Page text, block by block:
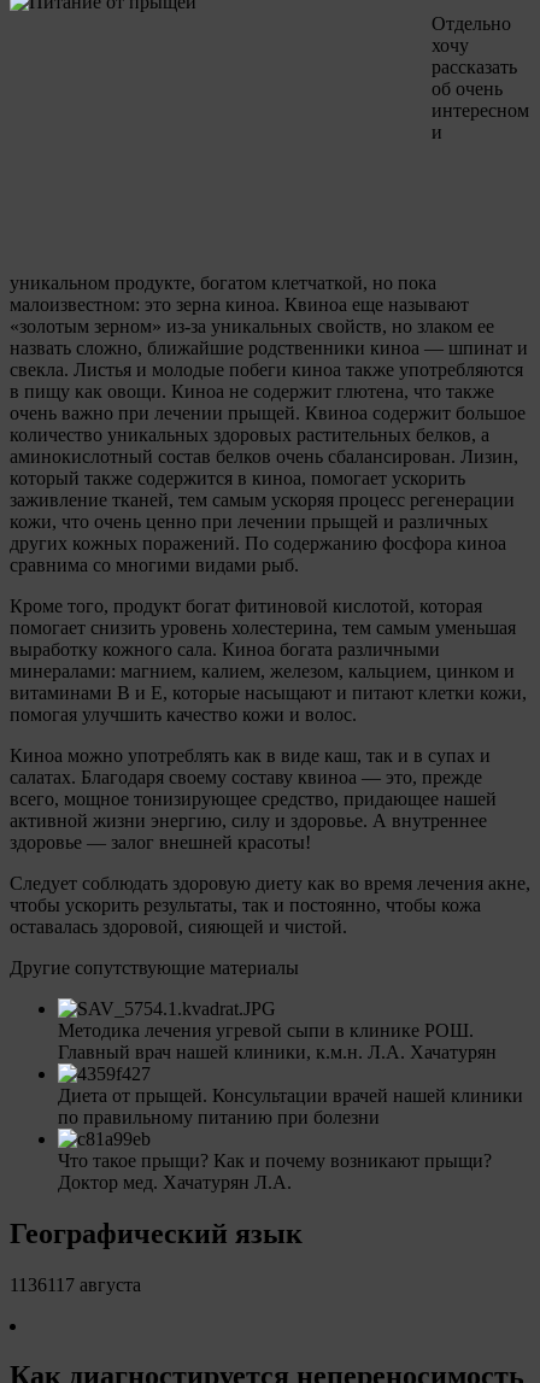
Отдельно
хочу
рассказать
об очень
интересном
и
уникальном продукте, богатом клетчаткой, но пока
малоизвестном: это зерна киноа. Квиноа еще называют
«золотым зерном» из-за уникальных свойств, но злаком ее
назвать сложно, ближайшие родственники киноа — шпинат и
свекла. Листья и молодые побеги киноа также употребляются
в пищу как овощи. Киноа не содержит глютена, что также
очень важно при лечении прыщей. Квиноа содержит большое
количество уникальных здоровых растительных белков, а
аминокислотный состав белков очень сбалансирован. Лизин,
который также содержится в киноа, помогает ускорить
заживление тканей, тем самым ускоряя процесс регенерации
кожи, что очень ценно при лечении прыщей и различных
других кожных поражений. По содержанию фосфора киноа
сравнима со многими видами рыб.
Кроме того, продукт богат фитиновой кислотой, которая
помогает снизить уровень холестерина, тем самым уменьшая
выработку кожного сала. Киноа богата различными
минералами: магнием, калием, железом, кальцием, цинком и
витаминами B и E, которые насыщают и питают клетки кожи,
помогая улучшить качество кожи и волос.
Киноа можно употреблять как в виде каш, так и в супах и
салатах. Благодаря своему составу квиноа — это, прежде
всего, мощное тонизирующее средство, придающее нашей
активной жизни энергию, силу и здоровье. А внутреннее
здоровье — залог внешней красоты!
Следует соблюдать здоровую диету как во время лечения акне,
чтобы ускорить результаты, так и постоянно, чтобы кожа
оставалась здоровой, сияющей и чистой.
Другие сопутствующие материалы
Методика лечения угревой сыпи в клинике РОШ.
Главный врач нашей клиники, к.м.н. Л.А. Хачатурян
Диета от прыщей. Консультации врачей нашей клиники
по правильному питанию при болезни
Что такое прыщи? Как и почему возникают прыщи?
Доктор мед. Хачатурян Л.А.
Географический язык
1136117 августа
Как диагностируется непереносимость